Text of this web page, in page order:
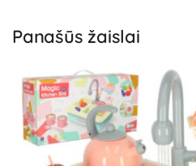
Panašūs žaislai